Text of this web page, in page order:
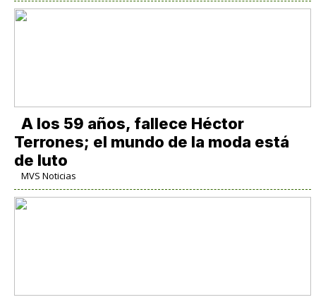
A los 59 años, fallece Héctor
Terrones; el mundo de la moda está
de luto
MVS Noticias